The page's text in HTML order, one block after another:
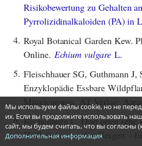
Risikobewertung zu Gehalten
Pyrrolizidinalkaloiden (PA) in
4. Royal Botanical Garden Kew.
Online. Echium vulgareL.
5. Fleischhauer SG, Guthmann J,
Enzyklopädie Essbare
Mitteleuropas. AT Verlag:
6. Rechenburg L. Dort oben sehe
Heilkräuter aus den Bergen –
Мы используем файлы cookie, но не
их. Если вы продолжите использовать
сайт, мы будем считать, что вы согласны
Дополнительная информация